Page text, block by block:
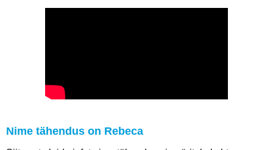
Nime tähendus on Rebeca